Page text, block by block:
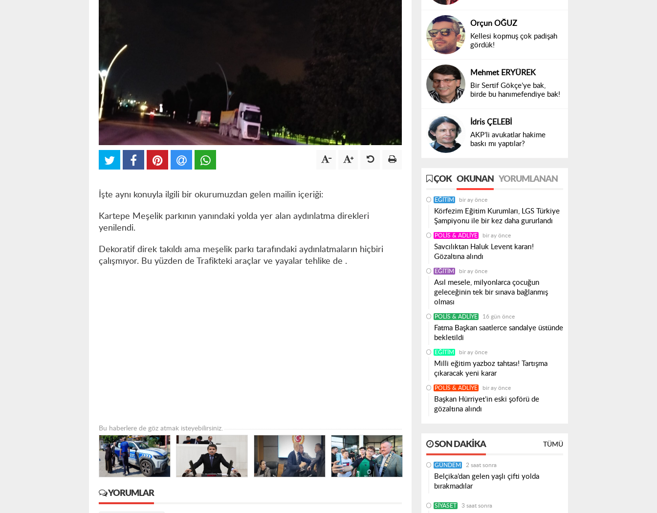
İşte aynı konuyla ilgili bir okurumuzdan gelen mailin içeriği:
Kartepe Meşelik parkının yanındaki yolda yer alan aydınlatma direkleri
yenilendi.
Dekoratif direk takıldı ama meşelik parkı tarafındaki aydınlatmaların hiçbiri
çalışmıyor. Bu yüzden de Trafikteki araçlar ve yayalar tehlike de .
Bu haberlere de göz atmak isteyebilirsiniz.
YORUMLAR
Orçun OĞUZ
Kellesi kopmuş çok padişah
gördük!
Mehmet ERYÜREK
Bir Sertif Gökçe’ye bak,
birde bu hanımefendiye bak!
İdris ÇELEBİ
AKP’li avukatlar hakime
baskı mı yaptılar?
ÇOK OKUNAN YORUMLANAN
EĞITIM bir ay önce
Körfezim Eğitim Kurumları, LGS Türkiye
Şampiyonu ile bir kez daha gururlandı
POLIS & ADLIYE bir ay önce
Savcılıktan Haluk Levent kararı!
Gözaltına alındı
EĞITIM bir ay önce
Asıl mesele, milyonlarca çocuğun
geleceğinin tek bir sınava bağlanmış
olması
POLIS & ADLIYE 16 gün önce
Fatma Başkan saatlerce sandalye üstünde
bekletildi
EĞITIM bir ay önce
Milli eğitim yazboz tahtası! Tartışma
çıkaracak yeni karar
POLIS & ADLIYE bir ay önce
Başkan Hürriyet’in eski şoförü de
gözaltına alındı
SON DAKIKA TÜMÜ
GÜNDEM 2 saat sonra
Belçika’dan gelen yaşlı çifti yolda
bırakmadılar
SIYASET 3 saat sonra